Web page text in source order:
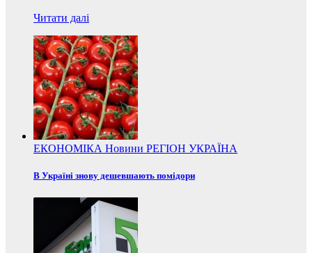
Читати далі
ЕКОНОМІКА Новини РЕГІОН УКРАЇНА
В Україні знову дешевшають помідори